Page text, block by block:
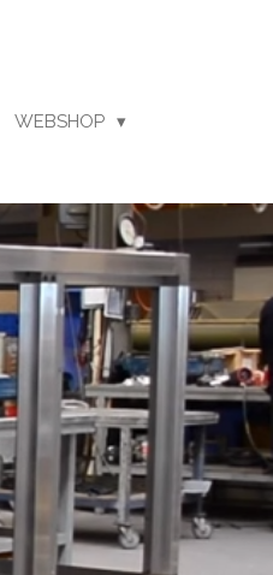
WEBSHOP